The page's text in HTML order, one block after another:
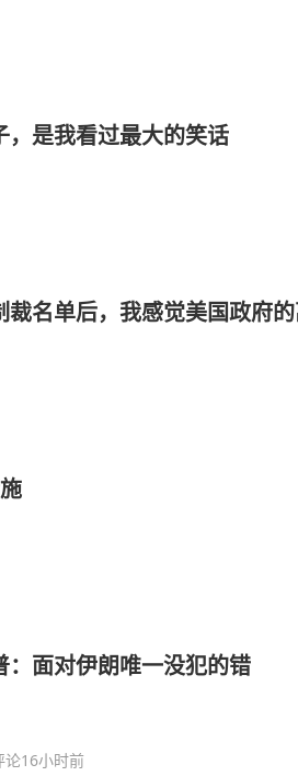
，是我看过最大的笑话
裁名单后，我感觉美国政府
：面对伊朗唯一没犯的错
论16小时前